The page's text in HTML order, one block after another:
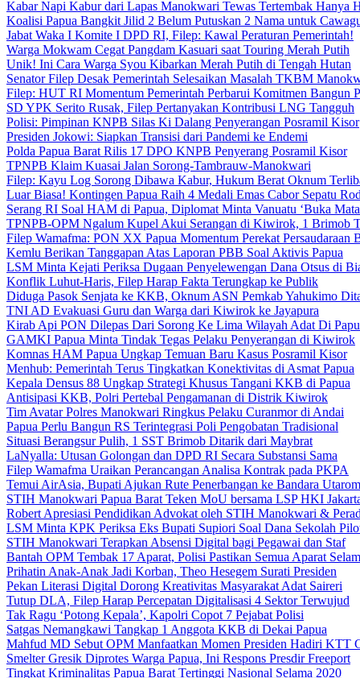
Kabar Napi Kabur dari Lapas Manokwari Tewas Tertembak Hanya
Koalisi Papua Bangkit Jilid 2 Belum Putuskan 2 Nama untuk
Jabat Waka I Komite I DPD RI, Filep: Kawal Peraturan Pemerintah!
Warga Mokwam Cegat Pangdam Kasuari saat Touring Merah Putih
Unik! Ini Cara Warga Syou Kibarkan Merah Putih di Tengah Hutan
Senator Filep Desak Pemerintah Selesaikan Masalah TKBM
Filep: HUT RI Momentum Pemerintah Perbarui Komitmen Bangun
SD YPK Serito Rusak, Filep Pertanyakan Kontribusi LNG Tangguh
Polisi: Pimpinan KNPB Silas Ki Dalang Penyerangan Posramil Kisor
Presiden Jokowi: Siapkan Transisi dari Pandemi ke Endemi
Polda Papua Barat Rilis 17 DPO KNPB Penyerang Posramil Kisor
TPNPB Klaim Kuasai Jalan Sorong-Tambrauw-Manokwari
Filep: Kayu Log Sorong Dibawa Kabur, Hukum Berat Oknum
Luar Biasa! Kontingen Papua Raih 4 Medali Emas Cabor Sepatu
Serang RI Soal HAM di Papua, Diplomat Minta Vanuatu ‘Buka
TPNPB-OPM Ngalum Kupel Akui Serangan di Kiwirok, 1 Brimob
Filep Wamafma: PON XX Papua Momentum Perekat Persaudaraan
Kemlu Berikan Tanggapan Atas Laporan PBB Soal Aktivis Papua
LSM Minta Kejati Periksa Dugaan Penyelewengan Dana Otsus di
Konflik Luhut-Haris, Filep Harap Fakta Terungkap ke Publik
Diduga Pasok Senjata ke KKB, Oknum ASN Pemkab Yahukimo
TNI AD Evakuasi Guru dan Warga dari Kiwirok ke Jayapura
Kirab Api PON Dilepas Dari Sorong Ke Lima Wilayah Adat Di
GAMKI Papua Minta Tindak Tegas Pelaku Penyerangan di Kiwirok
Komnas HAM Papua Ungkap Temuan Baru Kasus Posramil Kisor
Menhub: Pemerintah Terus Tingkatkan Konektivitas di Asmat Papua
Kepala Densus 88 Ungkap Strategi Khusus Tangani KKB di Papua
Antisipasi KKB, Polri Pertebal Pengamanan di Distrik Kiwirok
Tim Avatar Polres Manokwari Ringkus Pelaku Curanmor di Andai
Papua Perlu Bangun RS Terintegrasi Poli Pengobatan Tradisional
Situasi Berangsur Pulih, 1 SST Brimob Ditarik dari Maybrat
LaNyalla: Utusan Golongan dan DPD RI Secara Substansi Sama
Filep Wamafma Uraikan Perancangan Analisa Kontrak pada PKPA
Temui AirAsia, Bupati Ajukan Rute Penerbangan ke Bandara Utarom
STIH Manokwari Papua Barat Teken MoU bersama LSP HKI
Robert Apresiasi Pendidikan Advokat oleh STIH Manokwari &
LSM Minta KPK Periksa Eks Bupati Supiori Soal Dana Sekolah
STIH Manokwari Terapkan Absensi Digital bagi Pegawai dan Staf
Bantah OPM Tembak 17 Aparat, Polisi Pastikan Semua Aparat
Prihatin Anak-Anak Jadi Korban, Theo Hesegem Surati Presiden
Pekan Literasi Digital Dorong Kreativitas Masyarakat Adat Saireri
Tutup DLA, Filep Harap Percepatan Digitalisasi 4 Sektor Terwujud
Tak Ragu ‘Potong Kepala’, Kapolri Copot 7 Pejabat Polisi
Satgas Nemangkawi Tangkap 1 Anggota KKB di Dekai Papua
Mahfud MD Sebut OPM Manfaatkan Momen Presiden Hadiri KTT
Smelter Gresik Diprotes Warga Papua, Ini Respons Presdir Freeport
Tingkat Kriminalitas Papua Barat Tertinggi Nasional Selama 2020